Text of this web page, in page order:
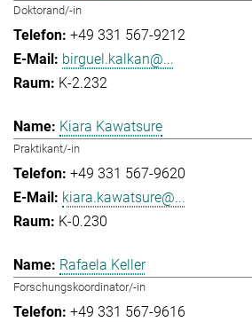
Doktorand/-in
+49 331 567-9212
birguel.kalkan@...
K-2.232
Kiara Kawatsure
Praktikant/-in
+49 331 567-9620
kiara.kawatsure@...
K-0.230
Rafaela Keller
Forschungskoordinator/-in
+49 331 567-9616